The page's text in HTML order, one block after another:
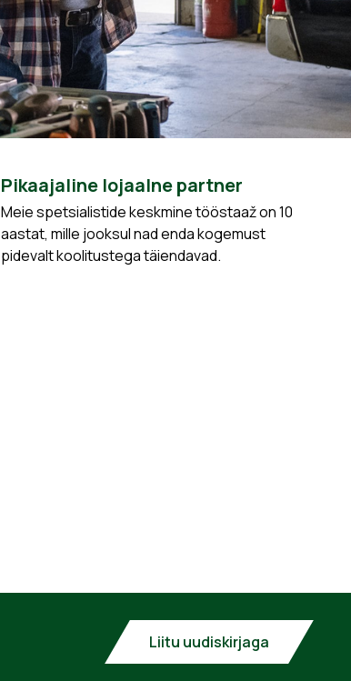
Pikaajaline lojaalne partner
Meie spetsialistide keskmine tööstaaž on 10
aastat, mille jooksul nad enda kogemust
pidevalt koolitustega täiendavad.
Liitu uudiskirjaga